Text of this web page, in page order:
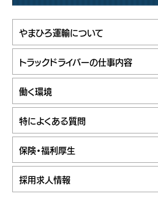
やまひろ運輸について
トラックドライバーの仕事内容
働く環境
特によくある質問
保険・福利厚生
採用求人情報